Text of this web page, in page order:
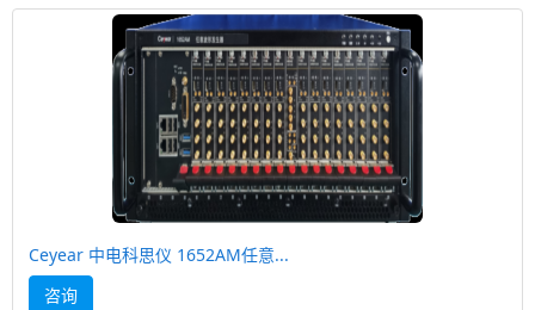
Ceyear 中电科思仪 1652AM任意...
咨询